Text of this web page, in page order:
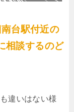
台駅付近の
相談するのど
違いはない様